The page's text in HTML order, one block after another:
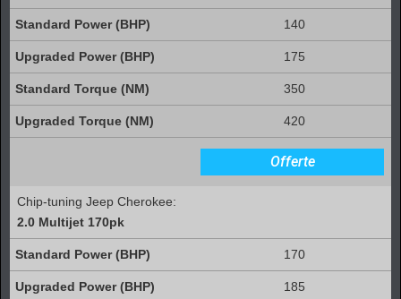
140
175
350
420
Offerte
Chip-tuning Jeep Cherokee:
2.0 Multijet 170pk
170
185